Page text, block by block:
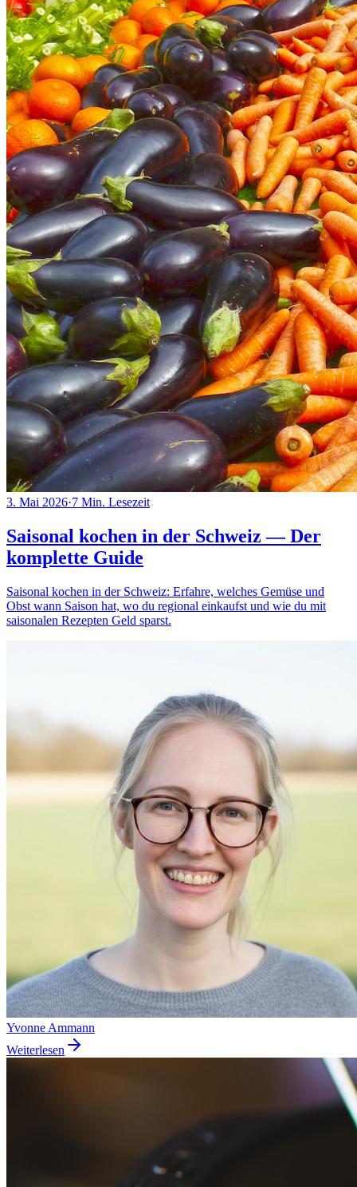
3. Mai 2026·7 Min. Lesezeit
Saisonal kochen in der Schweiz — Der
komplette Guide
Saisonal kochen in der Schweiz: Erfahre, welches Gemüse und
Obst wann Saison hat, wo du regional einkaufst und wie du mit
saisonalen Rezepten Geld sparst.
Yvonne Ammann
Weiterlesen